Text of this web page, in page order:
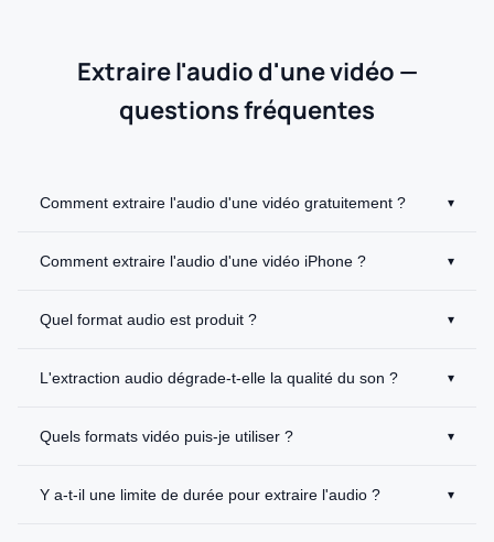
Extraire l'audio d'une vidéo —
questions fréquentes
Comment extraire l'audio d'une vidéo gratuitement ? ▾
Comment extraire l'audio d'une vidéo iPhone ? ▾
Quel format audio est produit ? ▾
L'extraction audio dégrade-t-elle la qualité du son ? ▾
Quels formats vidéo puis-je utiliser ? ▾
Y a-t-il une limite de durée pour extraire l'audio ? ▾